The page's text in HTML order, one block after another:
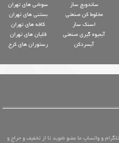
ساندویچ ساز
مخلوط کن صنعتی
اسنک ساز
آبمیوه گیری صنعتی
آبسردکن
سوشی های تهران
بستنی های تهران
کافه های تهران
قلیان های تهران
رستوران های کرج
و واتساپ ما عضو شوید تا از تخفیف و حراج و